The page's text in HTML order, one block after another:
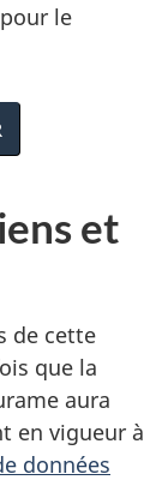
le
et
de cette
que la
aura
en vigueur à
données